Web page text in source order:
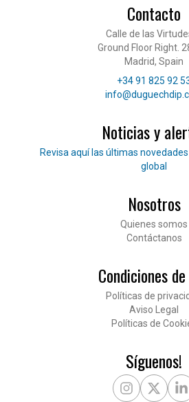
Pié de
Contacto
Calle de las
Ground Floor Right.
Madrid, Spain
Teléfono
+34 91 825 92
Correo electrónico
Noticias y
Lee nuestras noticias
Revisa aquí las últimas
global
Nosotros
Quienes somos
Contáctanos
Condiciones
Políticas de
Aviso Legal
Políticas de
Síguenos!
Instagram
X